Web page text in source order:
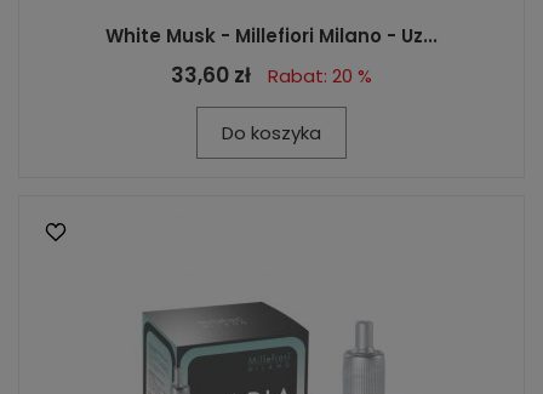
White Musk - Millefiori Milano - Uz...
33,60 zł Rabat: 20 %
Do koszyka